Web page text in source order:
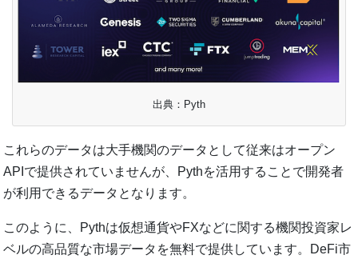
出典：Pyth
これらのデータは大手機関のデータとして従来はオープン
APIで提供されていませんが、Pythを活用することで開発者
が利用できるデータとなります。
このように、Pythは仮想通貨やFXなどに関する機関投資家レ
ベルの高品質な市場データを無料で提供しています。DeFi市